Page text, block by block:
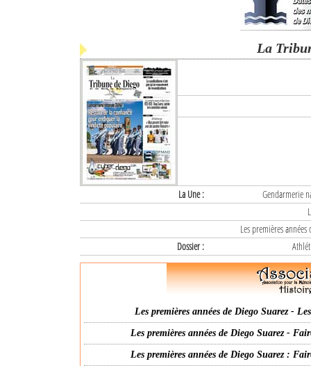
La
La Une :
Gendarmerie
Les premières
Dossier :
Les premières années de Diego Suarez -
Les premières années de Diego Suarez -
Les premières années de Diego Suarez :